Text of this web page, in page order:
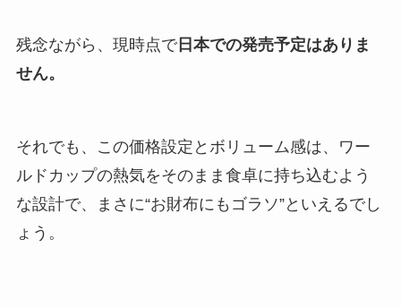
残念ながら、現時点で日本での発売予定はありま
せん。
それでも、この価格設定とボリューム感は、ワー
ルドカップの熱気をそのまま食卓に持ち込むよう
な設計で、まさに“お財布にもゴラソ”といえるでし
ょう。